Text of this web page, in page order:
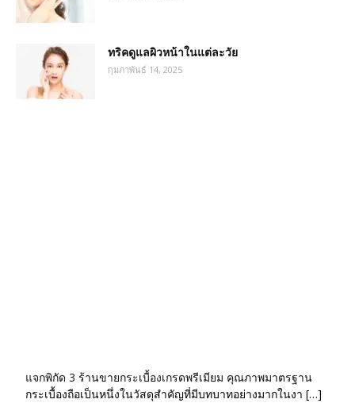
ทริคดูแลผิวหน้าในแต่ละวัย
กุมภาพันธ์ 14, 2025
แจกพิกัด 3 ร้านขายกระเบื้องเกรดพรีเมียม คุณภาพมาตรฐาน
กระเบื้องถือเป็นหนึ่งในวัสดุสำคัญที่มีบทบาทอย่างมากในงา […]